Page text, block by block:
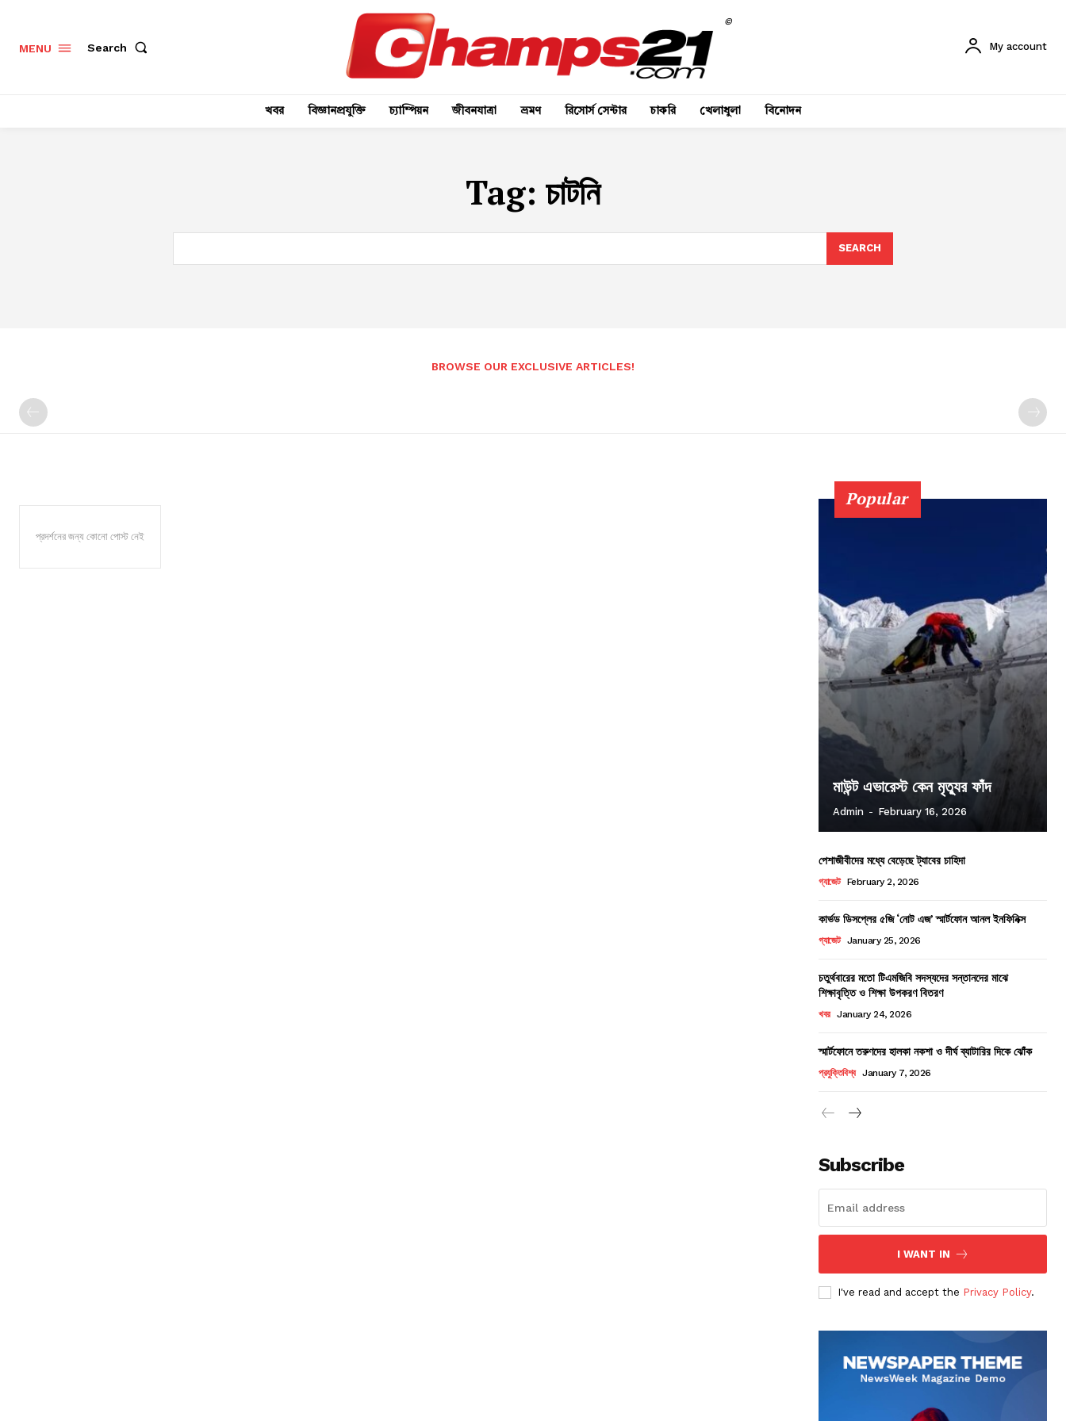
MENU Search
©
My account
খবর বিজ্ঞানপ্রযুক্তি চ্যাম্পিয়ন জীবনযাত্রা ভ্রমণ রিসোর্স সেন্টার চাকরি খেলাধুলা বিনোদন
Tag: চাটনি
SEARCH
BROWSE OUR EXCLUSIVE ARTICLES!
প্রদর্শনের জন্য কোনো পোস্ট নেই
Popular
মাউন্ট এভারেস্ট কেন মৃত্যুর ফাঁদ
Admin - February 16, 2026
পেশাজীবীদের মধ্যে বেড়েছে ট্যাবের চাহিদা
গ্যাজেট February 2, 2026
কার্ভড ডিসপ্লের ৫জি ‘নোট এজ’ স্মার্টফোন আনল ইনফিনিক্স
গ্যাজেট January 25, 2026
চতুর্থবারের মতো টিএমজিবি সদস্যদের সন্তানদের মাঝে
শিক্ষাবৃত্তি ও শিক্ষা উপকরণ বিতরণ
খবর January 24, 2026
স্মার্টফোনে তরুণদের হালকা নকশা ও দীর্ঘ ব্যাটারির দিকে ঝোঁক
প্রযুক্তিবিশ্ব January 7, 2026
Subscribe
I WANT IN
I've read and accept the Privacy Policy.